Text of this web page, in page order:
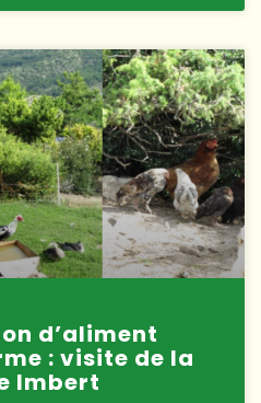
d’aliment
: visite de la
Imbert